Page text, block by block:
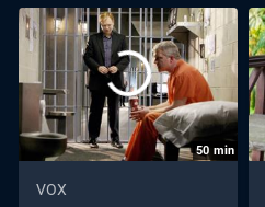
50 min
VOX